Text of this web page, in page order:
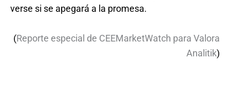
verse si se apegará a la promesa.
(Reporte especial de CEEMarketWatch para Valora
Analitik)